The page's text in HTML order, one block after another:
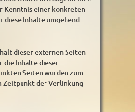
Kenntnis einer konkreten
diese Inhalte umgehend
dieser externen Seiten
die Inhalte dieser
Seiten wurden zum
Zeitpunkt der Verlinkung